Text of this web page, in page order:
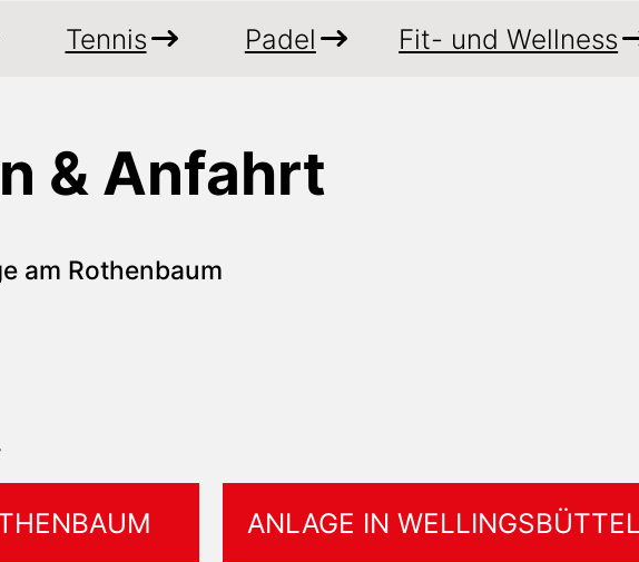
Tennis Padel Fit- und Wellness
& Anfahrt
am Rothenbaum
ANLAGE IN